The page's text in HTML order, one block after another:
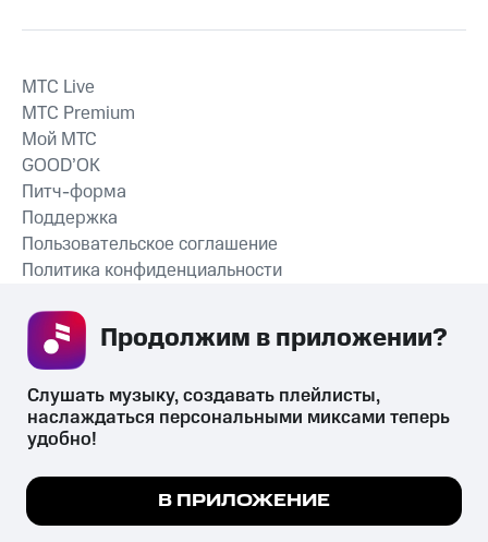
СКАЧАТЬ ПРИЛОЖЕНИЕ
MTС Live
MTС Premium
Мой МТС
GOOD’OK
Питч-форма
Поддержка
Пользовательское соглашение
Политика конфиденциальности
психотропных веществ, их аналогов причиняет вред здоровью,
их незаконный оборот запрещён и влечёт установленную
законодательством ответственность.
Мы используем куки, чтобы на сайте все
Подробнее
Слушать музыку, создавать плейлисты,
наслаждаться персональными миксами теперь
удобно!
В ПРИЛОЖЕНИЕ